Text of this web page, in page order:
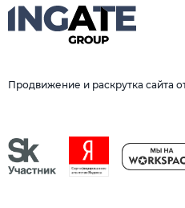
Продвижение и раскрутка сайта